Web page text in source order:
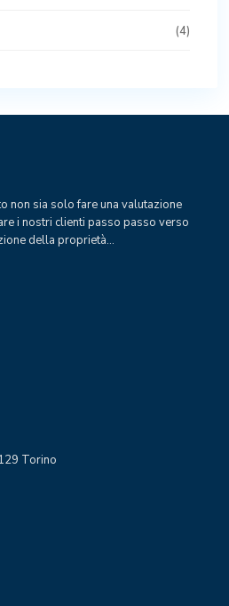
(4)
non sia solo fare una valutazione
i nostri clienti passo passo verso
della proprietà…
Torino